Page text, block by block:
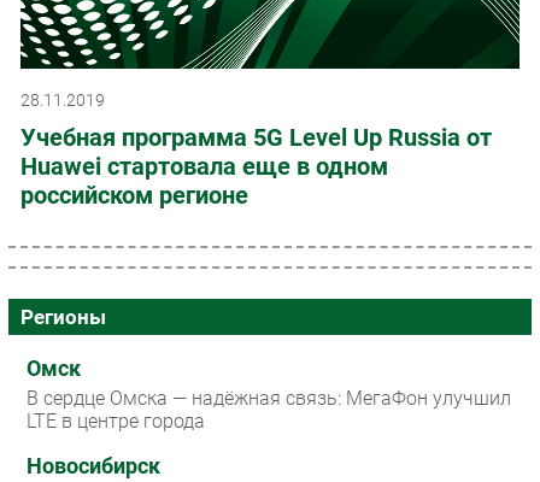
28.11.2019
Учебная программа 5G Level Up Russia от
Huawei стартовала еще в одном
российском регионе
Регионы
Омск
В сердце Омска — надёжная связь: МегаФон улучшил
LTE в центре города
Новосибирск